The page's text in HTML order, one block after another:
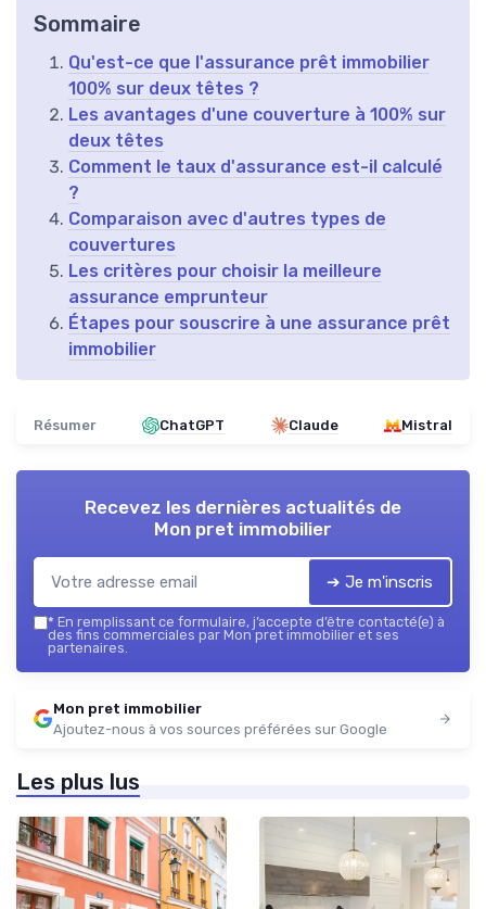
Sommaire
Qu'est-ce que l'assurance prêt immobilier
100% sur deux têtes ?
Les avantages d'une couverture à 100% sur
deux têtes
Comment le taux d'assurance est-il calculé
?
Comparaison avec d'autres types de
couvertures
Les critères pour choisir la meilleure
assurance emprunteur
Étapes pour souscrire à une assurance prêt
immobilier
Résumer ChatGPT Claude Mistral
Recevez les dernières actualités de
Mon pret immobilier
➔ Je m'inscris
* En remplissant ce formulaire, j’accepte d’être contacté(e) à
des fins commerciales par Mon pret immobilier et ses
partenaires.
Mon pret immobilier
Ajoutez-nous à vos sources préférées sur Google
Les plus lus